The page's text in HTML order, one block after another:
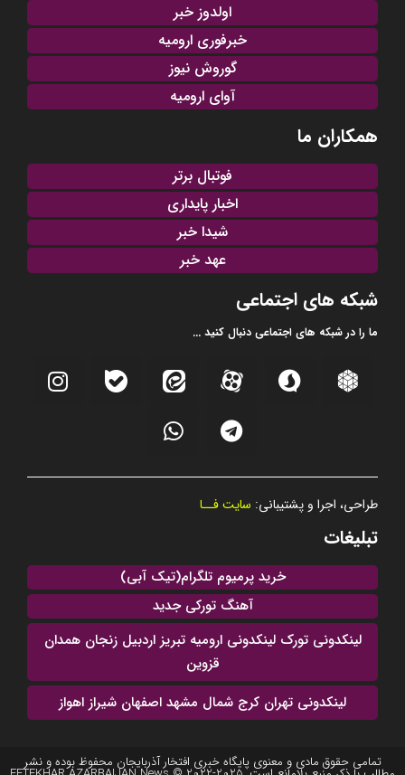
اولدوز خبر
خبرفوری ارومیه
گوروش نیوز
آوای ارومیه
همکاران ما
فوتبال برتر
اخبار پایداری
شیدا خبر
عهد خبر
شبکه های اجتماعی
ما را در شبکه های اجتماعی دنبال کنید ...
طراحی، اجرا و پشتیبانی: سایت فــا
تبلیغات
خرید پرمیوم تلگرام(تیک آبی)
آهنگ تورکی جدید
لینکدونی تورک لینکدونی ارومیه تبریز اردبیل زنجان همدان
قزوین
لینکدونی تهران کرج شمال مشهد اصفهان شیراز اهواز
تمامی حقوق مادی و معنوی پایگاه خبری افتخار آذربایجان محفوظ بوده و نشر